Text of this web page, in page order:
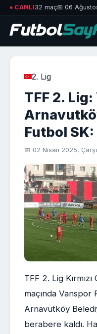
● CANLI32 maç📅 06
2. Lig
TFF 2.
Futbol SK:
📅 02 Nisan 2025,
TFF 2. Lig
maçında
Arnavutköy
berabere kaldı.